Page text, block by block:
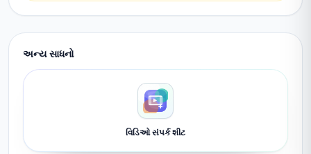
અન્ય સાધનો
વિડિઓ સંપર્ક શીટ